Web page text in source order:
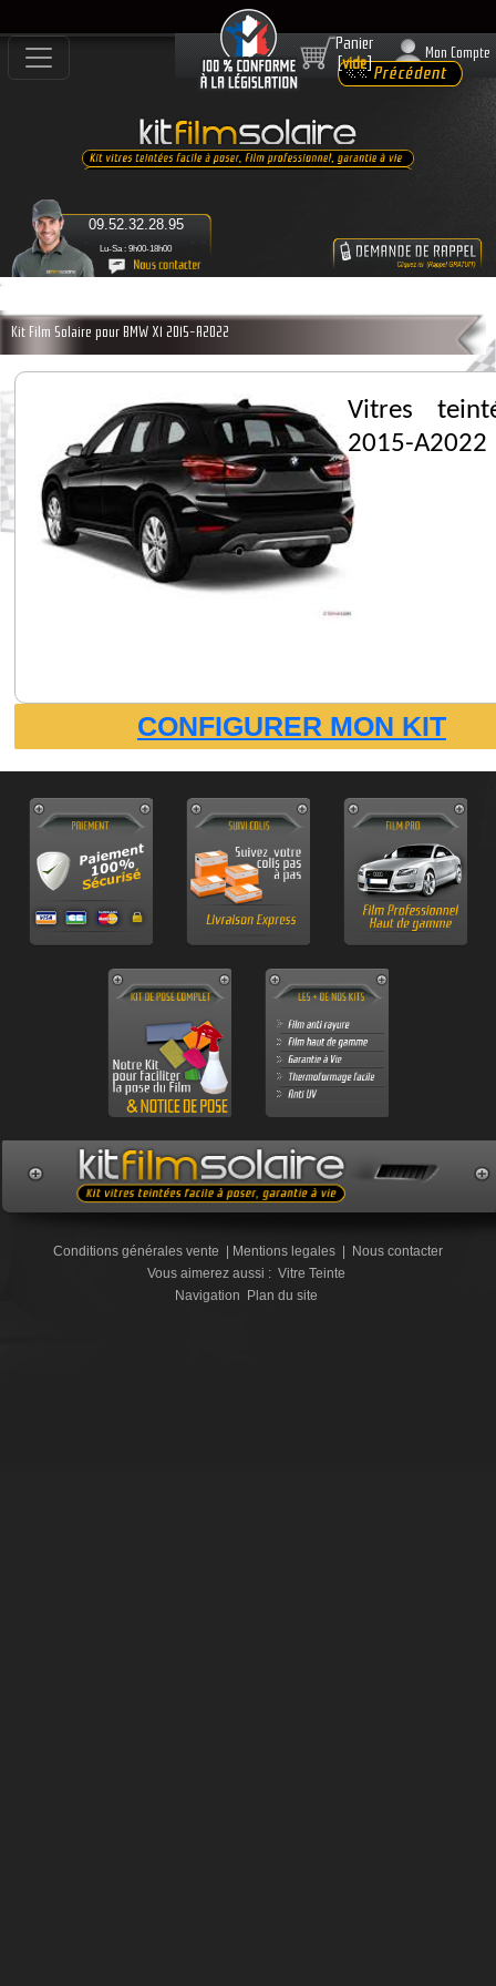
Lu-Sa : 9h00-18h00
09.52.32.28.95
Panier
[vide]
Mon Compte
Kit Film Solaire pour BMW X1 2015-A2022
Vitres
2015-A2022
CONFIGURER MON KIT
Conditions générales vente | Mentions legales | Nous contacter
Vous aimerez aussi : Vitre Teinte
Navigation Plan du site